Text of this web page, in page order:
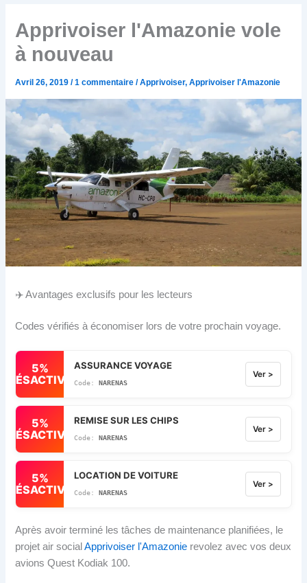
Apprivoiser l'Amazonie vole
à nouveau
Avril 26, 2019/1 commentaire /Apprivoiser,Apprivoiser l'Amazonie
✈️ Avantages exclusifs pour les lecteurs
Codes vérifiés à économiser lors de votre prochain voyage.
5%
DÉSACTIVÉ
ASSURANCE VOYAGE
NARENAS
Ver >
5%
DÉSACTIVÉ
REMISE SUR LES CHIPS
NARENAS
Ver >
5%
DÉSACTIVÉ
LOCATION DE VOITURE
NARENAS
Ver >
Après avoir terminé les tâches de maintenance planifiées, le
projet air socialApprivoiser l'Amazonie revolez avec vos deux
avions Quest Kodiak 100.